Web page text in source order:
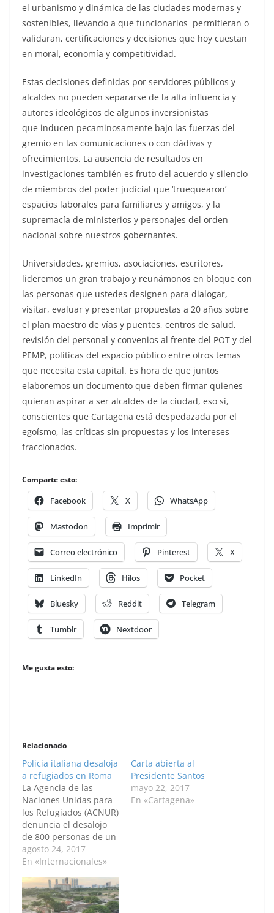
el urbanismo y dinámica de las ciudades modernas y
sostenibles, llevando a que funcionarios permitieran o
validaran, certificaciones y decisiones que hoy cuestan
en moral, economía y competitividad.
Estas decisiones definidas por servidores públicos y
alcaldes no pueden separarse de la alta influencia y
autores ideológicos de algunos inversionistas
que inducen pecaminosamente bajo las fuerzas del
gremio en las comunicaciones o con dádivas y
ofrecimientos. La ausencia de resultados en
investigaciones también es fruto del acuerdo y silencio
de miembros del poder judicial que ‘truequearon’
espacios laborales para familiares y amigos, y la
supremacía de ministerios y personajes del orden
nacional sobre nuestros gobernantes.
Universidades, gremios, asociaciones, escritores,
lideremos un gran trabajo y reunámonos en bloque con
las personas que ustedes designen para dialogar,
visitar, evaluar y presentar propuestas a 20 años sobre
el plan maestro de vías y puentes, centros de salud,
revisión del personal y convenios al frente del POT y del
PEMP, políticas del espacio público entre otros temas
que necesita esta capital. Es hora de que juntos
elaboremos un documento que deben firmar quienes
quieran aspirar a ser alcaldes de la ciudad, eso sí,
conscientes que Cartagena está despedazada por el
egoísmo, las críticas sin propuestas y los intereses
fraccionados.
Comparte esto:
Facebook X WhatsApp
Mastodon Imprimir
Correo electrónico Pinterest X
LinkedIn Hilos Pocket
Bluesky Reddit Telegram
Tumblr Nextdoor
Me gusta esto:
Relacionado
Policía italiana desaloja
a refugiados en Roma
La Agencia de las
Naciones Unidas para
los Refugiados (ACNUR)
denuncia el desalojo
de 800 personas de un
edificio en Roma que
fue ocupado por
principalmente por
solicitantes de asilo y
refugiados de Eritrea y
agosto 24, 2017
En «Internacionales»
Carta abierta al
Presidente Santos
mayo 22, 2017
En «Cartagena»